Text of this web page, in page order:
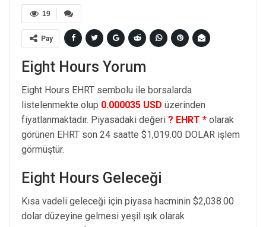
19
Pay
Eight Hours Yorum
Eight Hours EHRT sembolu ile borsalarda
listelenmekte olup 0.000035 USD üzerinden
fiyatlanmaktadır. Piyasadaki değeri ? EHRT * olarak
görünen EHRT son 24 saatte $1,019.00 DOLAR işlem
görmüştür.
Eight Hours Geleceği
Kısa vadeli geleceği için piyasa hacminin $2,038.00
dolar düzeyine gelmesi yeşil ışık olarak